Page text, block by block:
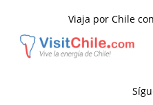
Viaja por Chile